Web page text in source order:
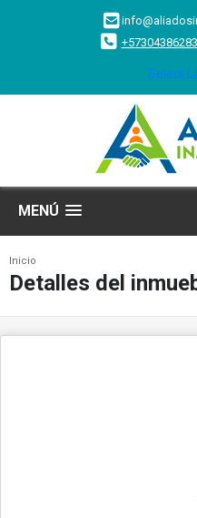
Select
MENÚ
Inicio
Detalles del